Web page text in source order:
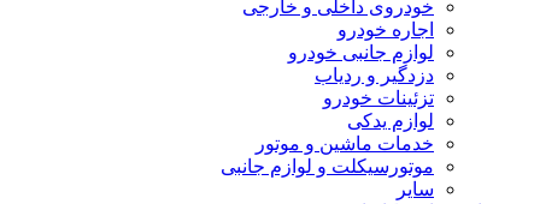
خودروی داخلی و خارجی
اجاره خودرو
لوازم جانبی خودرو
دزدگیر و ردیاب
تزئینات خودرو
لوازم یدکی
خدمات ماشین و موتور
موتورسیکلت و لوازم جانبی
سایر